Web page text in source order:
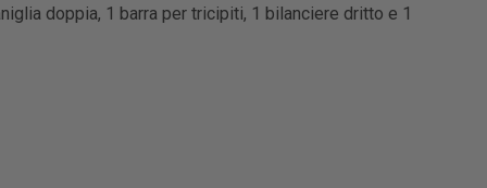
doppia, 1 barra per tricipiti, 1 bilanciere dritto e 1